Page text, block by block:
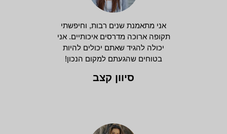
אני מתאמנת שנים רבות, וחיפשתי
תקופה ארוכה מדרסים איכותיים. אני
יכולה להגיד שאתם יכולים להיות
בטוחים שהגעתם למקום הנכון!
סיוון קצב